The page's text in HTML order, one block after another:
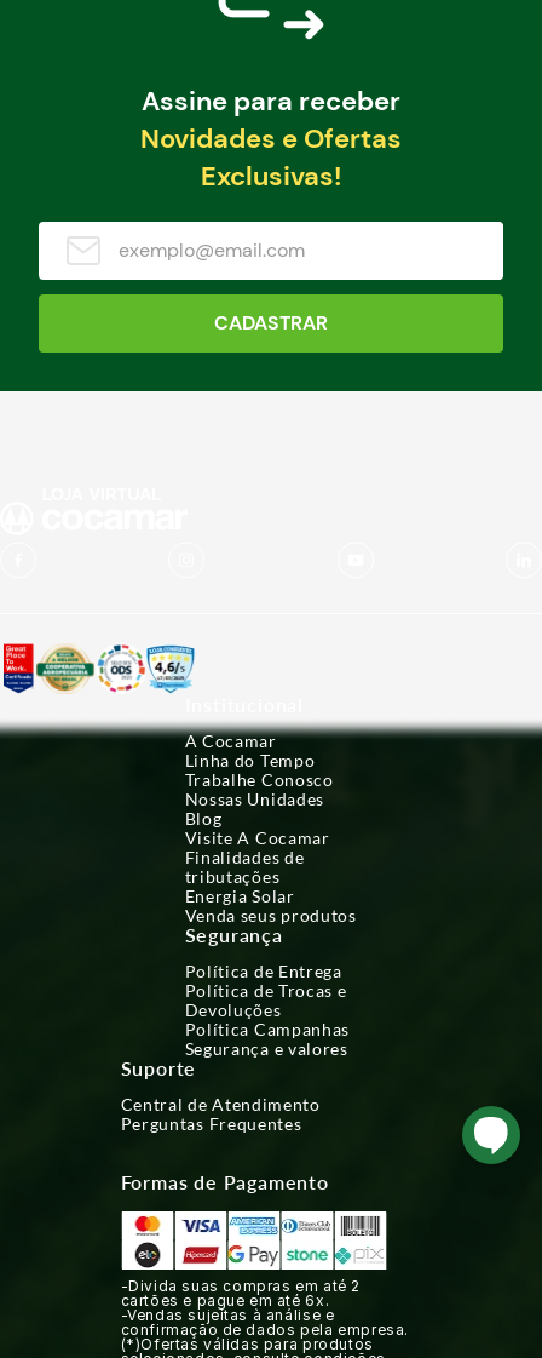
Assine para receber
Novidades e Ofertas
Exclusivas!
CADASTRAR
A Cocamar
Linha do Tempo
Trabalhe Conosco
Nossas Unidades
Blog
Visite A Cocamar
Finalidades de
tributações
Energia Solar
Venda seus produtos
Segurança
Política de Entrega
Política de Trocas e
Devoluções
Política Campanhas
Segurança e valores
Suporte
Central de Atendimento
Perguntas Frequentes
Formas de Pagamento
-Divida suas compras em até 2
cartões e pague em até 6x.
-Vendas sujeitas à análise e
confirmação de dados pela empresa.
(*)Ofertas válidas para produtos